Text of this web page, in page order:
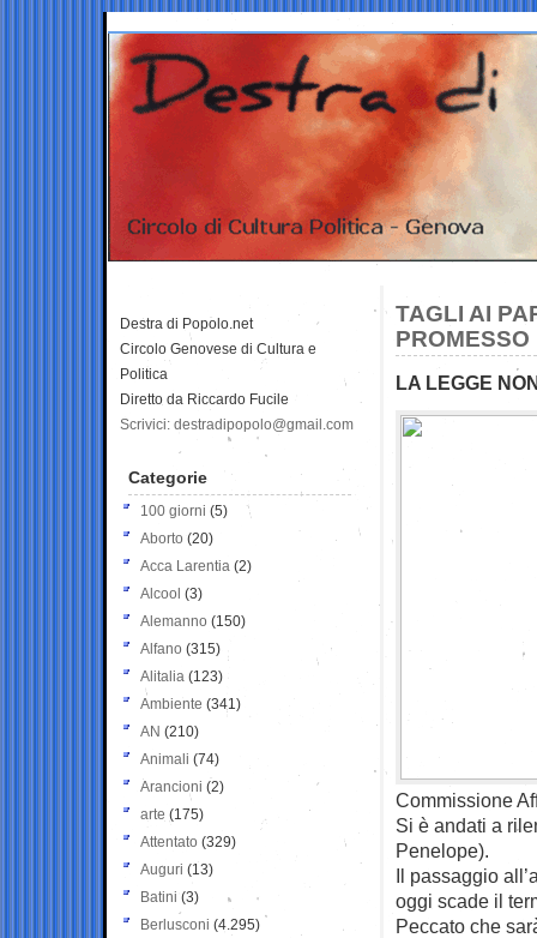
TAGLI AI
PROMESSO
LA LEGGE
Commissione
Si è andati a
Penelope).
Il passaggio
oggi scade il
Peccato che
Destra di Popolo.net
Circolo Genovese di Cultura e
Politica
Diretto da Riccardo Fucile
Scrivici: destradipopolo@gmail.com
Categorie
100 giorni (5)
Aborto (20)
Acca Larentia (2)
Alcool (3)
Alemanno (150)
Alfano (315)
Alitalia (123)
Ambiente (341)
AN (210)
Animali (74)
Arancioni (2)
arte (175)
Attentato (329)
Auguri (13)
Batini (3)
Berlusconi (4.295)